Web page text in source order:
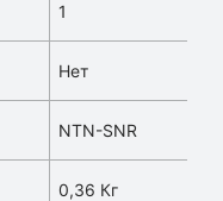
1
Нет
NTN-SNR
0,36 Кг